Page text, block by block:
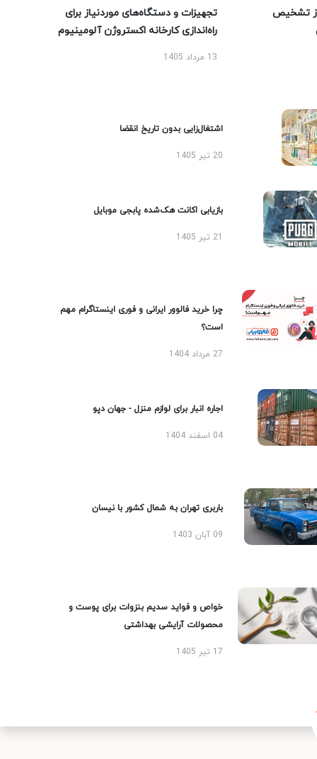
تشخیص
تجهیزات و دستگاه‌های موردنیاز برای
راه‌اندازی کارخانه اکستروژن آلومینیوم
13 مرداد 1405
اشتغال‌زایی بدون تاریخ انقضا
20 تیر 1405
بازیابی اکانت هک‌شده پابجی موبایل
چرا خرید فالوور ایرانی و فوری اینستاگرام مهم
است؟
27 مرداد 1404
اجاره انبار برای لوازم منزل - جهان دپو
04 اسفند 1404
باربری تهران به شمال کشور با نیسان
09 آبان 1403
خواص و فواید سدیم بنزوات برای پوست و
محصولات آرایشی بهداشتی
17 تیر 1405